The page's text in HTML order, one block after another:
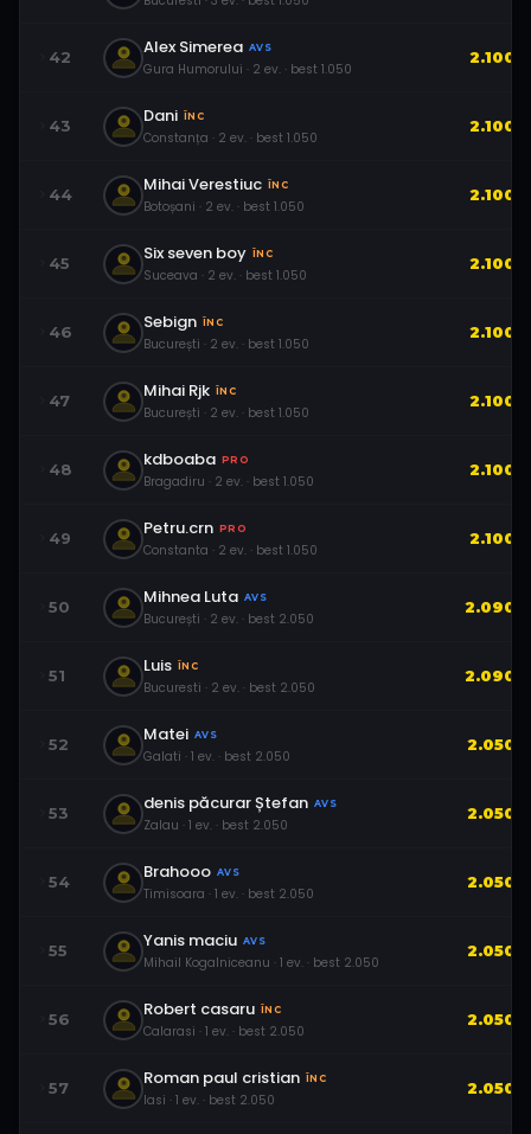
42 Alex Simerea AVS
Gura Humorului · 2 ev. · best 1.050
2.100
43 Dani ÎNC
Constanța · 2 ev. · best 1.050
2.100
44 Mihai Verestiuc ÎNC
Botoșani · 2 ev. · best 1.050
2.100
45 Six seven boy ÎNC
Suceava · 2 ev. · best 1.050
2.100
46 Sebign ÎNC
București · 2 ev. · best 1.050
2.100
47 Mihai Rjk ÎNC
București · 2 ev. · best 1.050
2.100
48 kdboaba PRO
Bragadiru · 2 ev. · best 1.050
2.100
49 Petru.crn PRO
Constanta · 2 ev. · best 1.050
2.100
50 Mihnea Luta AVS
București · 2 ev. · best 2.050
2.090
51 Luis ÎNC
Bucuresti · 2 ev. · best 2.050
2.090
52 Matei AVS
Galati · 1 ev. · best 2.050
2.050
53 denis păcurar Ștefan AVS
Zalau · 1 ev. · best 2.050
2.050
54 Brahooo AVS
Timisoara · 1 ev. · best 2.050
2.050
55 Yanis maciu AVS
Mihail Kogalniceanu · 1 ev. · best 2.050
2.050
56 Robert casaru ÎNC
Calarasi · 1 ev. · best 2.050
2.050
57 Roman paul cristian ÎNC
Iasi · 1 ev. · best 2.050
2.050